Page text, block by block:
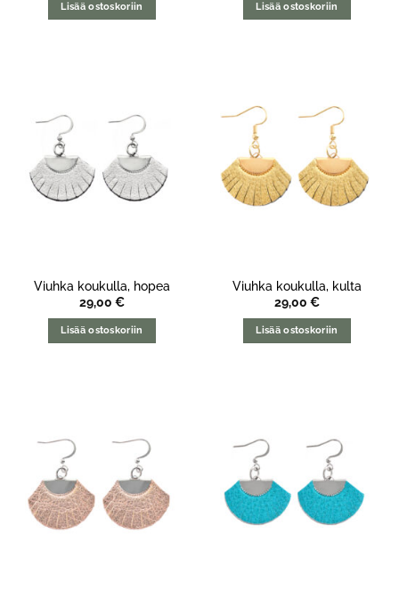
Lisää ostoskoriin Lisää ostoskoriin
Viuhka koukulla, hopea
29,00 €
Lisää ostoskoriin
Viuhka koukulla, kulta
29,00 €
Lisää ostoskoriin